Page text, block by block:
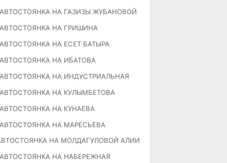
АВТОСТОЯНКА НА ГАЗИЗЫ ЖУБАНОВОЙ
АВТОСТОЯНКА НА ГРИШИНА
АВТОСТОЯНКА НА ЕСЕТ БАТЫРА
АВТОСТОЯНКА НА ИБАТОВА
АВТОСТОЯНКА НА ИНДУСТРИАЛЬНАЯ
АВТОСТОЯНКА НА КУЛЫМБЕТОВА
АВТОСТОЯНКА НА КУНАЕВА
АВТОСТОЯНКА НА МАРЕСЬЕВА
НА МОЛДАГУЛОВОЙ АЛИИ
АВТОСТОЯНКА НА НАБЕРЕЖНАЯ